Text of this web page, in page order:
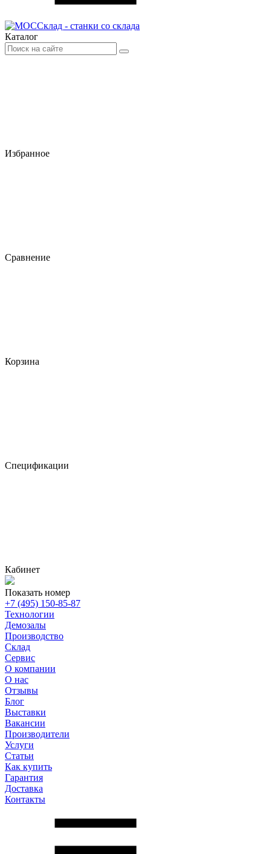
Каталог
Избранное
Сравнение
Корзина
Спецификации
Кабинет
Показать номер
+7 (495) 150-85-87
Технологии
Демозалы
Производство
Склад
Сервис
О компании
О нас
Отзывы
Блог
Выставки
Вакансии
Производители
Услуги
Статьи
Как купить
Гарантия
Доставка
Контакты